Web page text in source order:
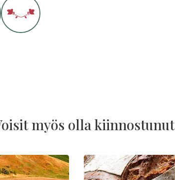
myös olla kiinnostunut